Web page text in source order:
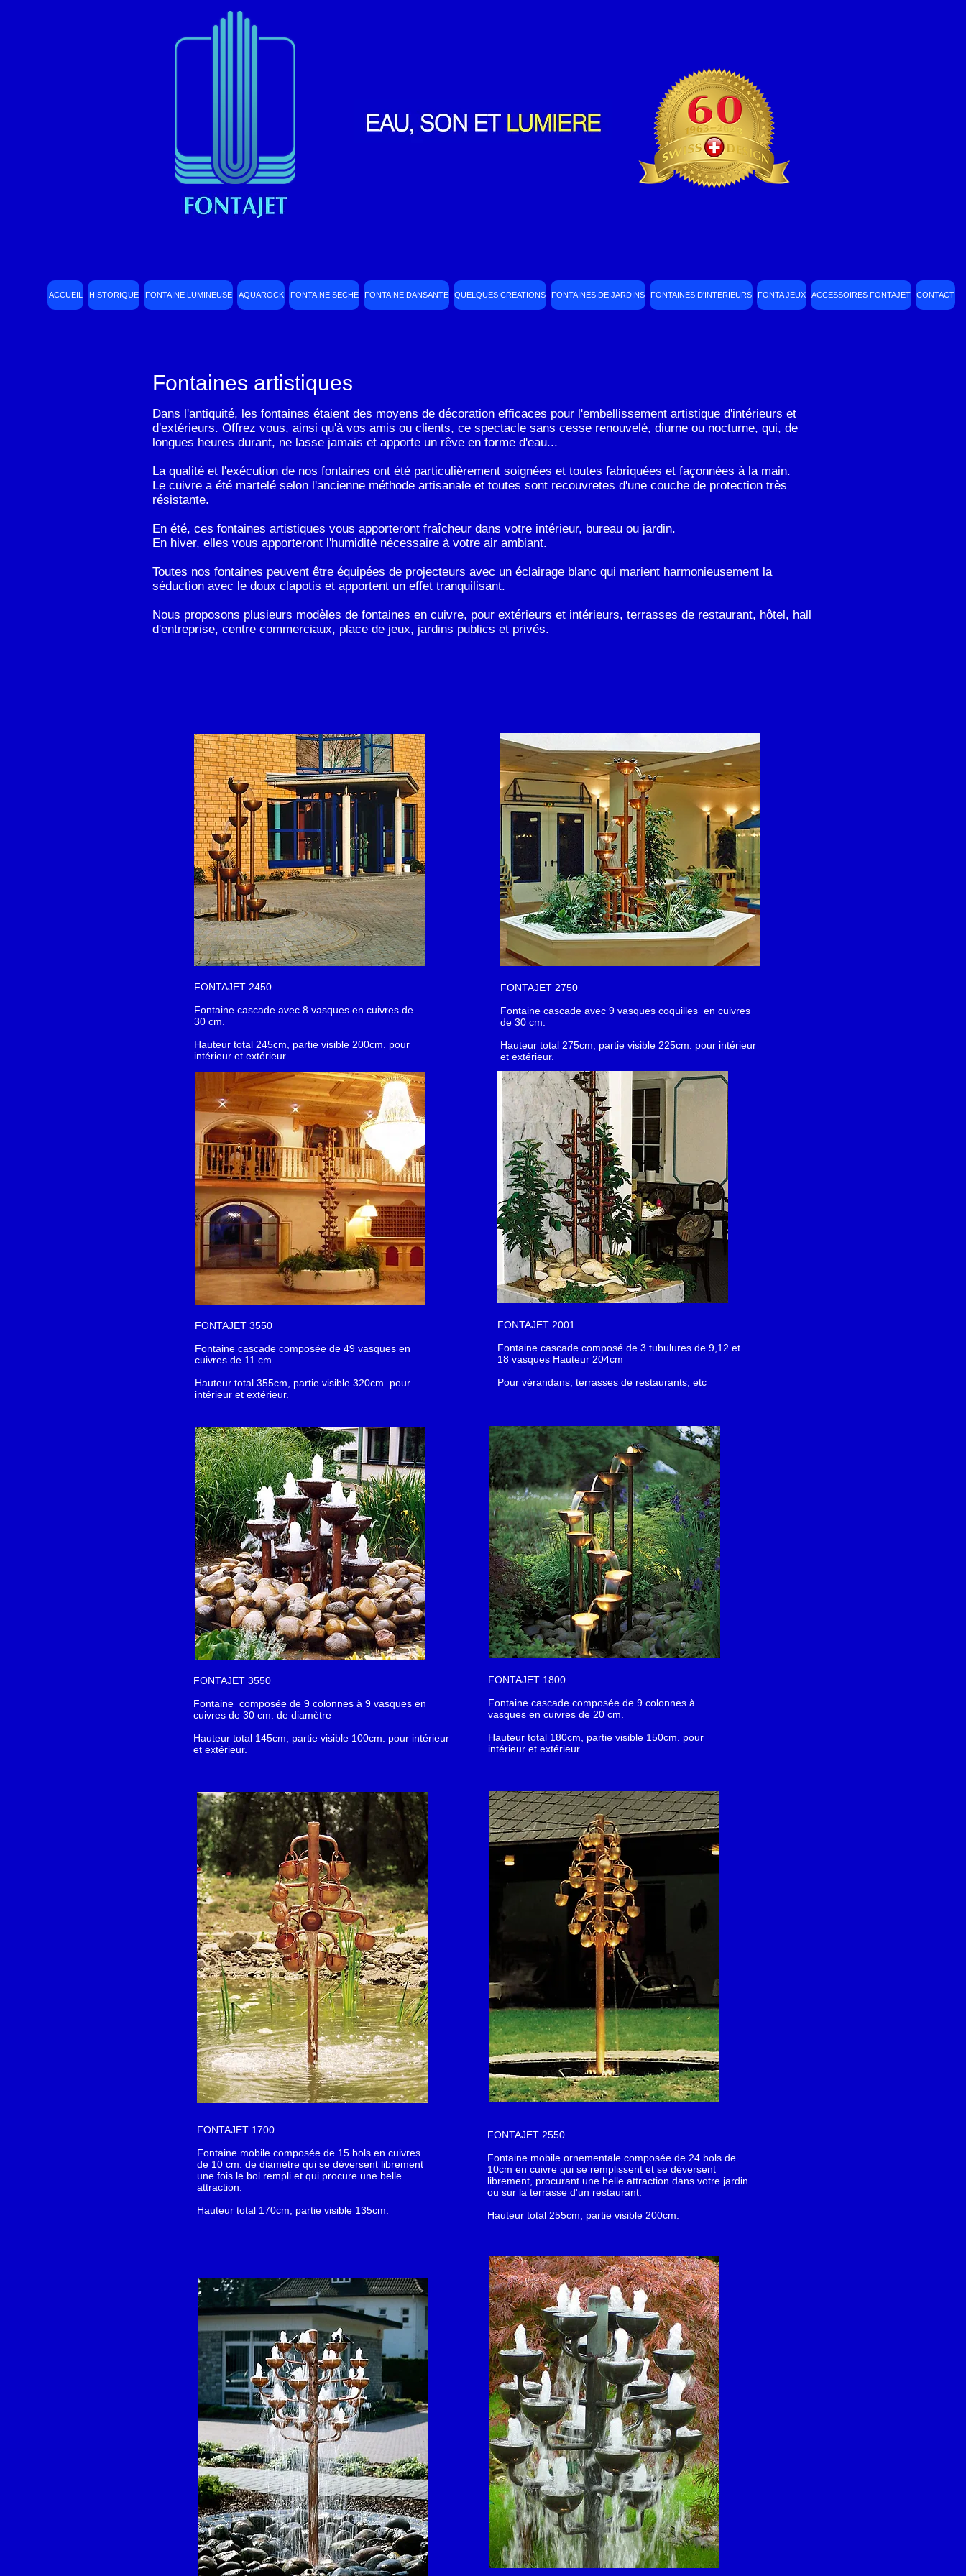
ACCUEIL HISTORIQUE FONTAINE LUMINEUSE AQUAROCK FONTAINE SECHE FONTAINE DANSANTE QUELQUES CREATIONS FONTAINES DE JARDINS FONTAINES D'INTERIEURS FONTA JEUX ACCESSOIRES FONTAJET CONTACT
Fontaines artistiques
Dans l'antiquité, les fontaines étaient des moyens de décoration efficaces pour l'embellissement artistique d'intérieurs et
d'extérieurs. Offrez vous, ainsi qu'à vos amis ou clients, ce spectacle sans cesse renouvelé, diurne ou nocturne, qui, de
longues heures durant, ne lasse jamais et apporte un rêve en forme d'eau...
La qualité et l'exécution de nos fontaines ont été particulièrement soignées et toutes fabriquées et façonnées à la main.
Le cuivre a été martelé selon l'ancienne méthode artisanale et toutes sont recouvretes d'une couche de protection très
résistante.
En été, ces fontaines artistiques vous apporteront fraîcheur dans votre intérieur, bureau ou jardin.
En hiver, elles vous apporteront l'humidité nécessaire à votre air ambiant.
Toutes nos fontaines peuvent être équipées de projecteurs avec un éclairage blanc qui marient harmonieusement la
séduction avec le doux clapotis et apportent un effet tranquilisant.
Nous proposons plusieurs modèles de fontaines en cuivre, pour extérieurs et intérieurs, terrasses de restaurant, hôtel, hall
d'entreprise, centre commerciaux, place de jeux, jardins publics et privés.
FONTAJET 2450
Fontaine cascade avec 8 vasques en cuivres de
30 cm.
Hauteur total 245cm, partie visible 200cm. pour
intérieur et extérieur.
FONTAJET 3550
Fontaine cascade composée de 49 vasques en
cuivres de 11 cm.
Hauteur total 355cm, partie visible 320cm. pour
intérieur et extérieur.
FONTAJET 3550
Fontaine composée de 9 colonnes à 9 vasques en
cuivres de 30 cm. de diamètre
Hauteur total 145cm, partie visible 100cm. pour intérieur
et extérieur.
FONTAJET 2750
Fontaine cascade avec 9 vasques coquilles en cuivres
de 30 cm.
Hauteur total 275cm, partie visible 225cm. pour intérieur
et extérieur.
FONTAJET 2001
Fontaine cascade composé de 3 tubulures de 9,12 et
18 vasques Hauteur 204cm
Pour vérandans, terrasses de restaurants, etc
FONTAJET 1800
Fontaine cascade composée de 9 colonnes à
vasques en cuivres de 20 cm.
Hauteur total 180cm, partie visible 150cm. pour
intérieur et extérieur.
FONTAJET 1700
Fontaine mobile composée de 15 bols en cuivres
de 10 cm. de diamètre qui se déversent librement
une fois le bol rempli et qui procure une belle
attraction.
Hauteur total 170cm, partie visible 135cm.
FONTAJET 2550
Fontaine mobile ornementale composée de 24 bols de
10cm en cuivre qui se remplissent et se déversent
librement, procurant une belle attraction dans votre jardin
ou sur la terrasse d'un restaurant.
Hauteur total 255cm, partie visible 200cm.